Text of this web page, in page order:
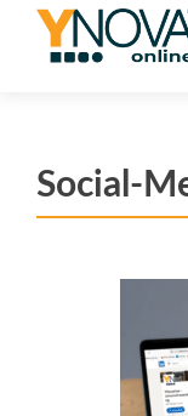
Social-